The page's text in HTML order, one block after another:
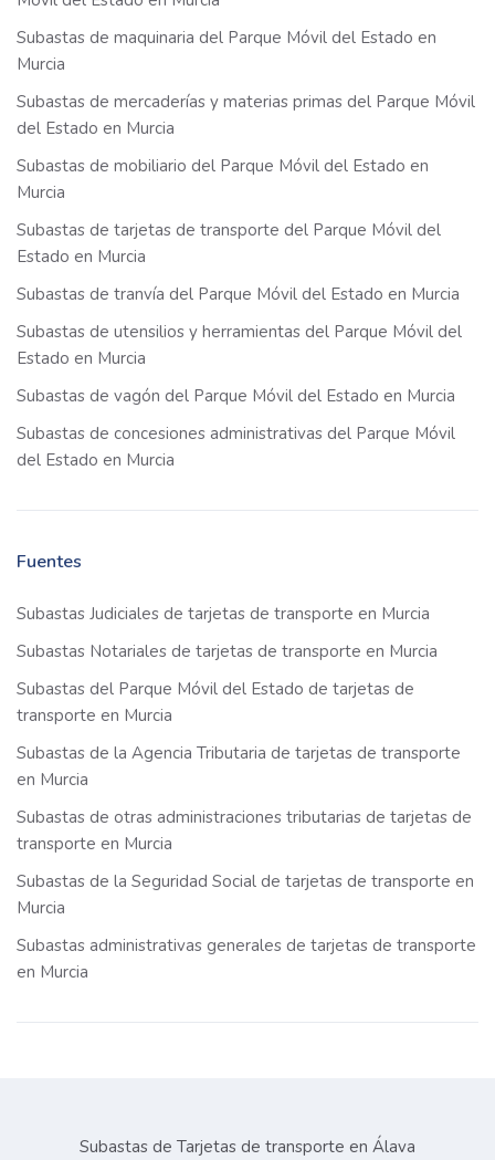
Subastas de maquinaria del Parque Móvil del Estado en
Murcia
Subastas de mercaderías y materias primas del Parque Móvil
del Estado en Murcia
Subastas de mobiliario del Parque Móvil del Estado en
Murcia
Subastas de tarjetas de transporte del Parque Móvil del
Estado en Murcia
Subastas de tranvía del Parque Móvil del Estado en Murcia
Subastas de utensilios y herramientas del Parque Móvil del
Estado en Murcia
Subastas de vagón del Parque Móvil del Estado en Murcia
Subastas de concesiones administrativas del Parque Móvil
del Estado en Murcia
Fuentes
Subastas Judiciales de tarjetas de transporte en Murcia
Subastas Notariales de tarjetas de transporte en Murcia
Subastas del Parque Móvil del Estado de tarjetas de
transporte en Murcia
Subastas de la Agencia Tributaria de tarjetas de transporte
en Murcia
Subastas de otras administraciones tributarias de tarjetas de
transporte en Murcia
Subastas de la Seguridad Social de tarjetas de transporte en
Murcia
Subastas administrativas generales de tarjetas de transporte
en Murcia
Subastas de Tarjetas de transporte en Álava